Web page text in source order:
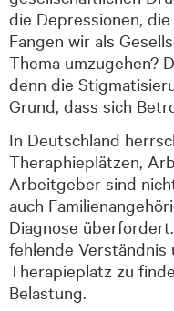
die Depressionen,
Fangen wir als
Thema umzugehen?
denn die
Grund, dass sich
In Deutschland
Theraphieplätzen,
Arbeitgeber sind
auch
Diagnose
fehlende Verständnis
Therapieplatz zu
Belastung.